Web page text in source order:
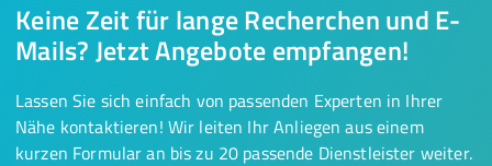
Keine Zeit für lange Recherchen und E-
Mails? Jetzt Angebote empfangen!
Lassen Sie sich einfach von passenden Experten in Ihrer
Nähe kontaktieren! Wir leiten Ihr Anliegen aus einem
kurzen Formular an bis zu 20 passende Dienstleister weiter.